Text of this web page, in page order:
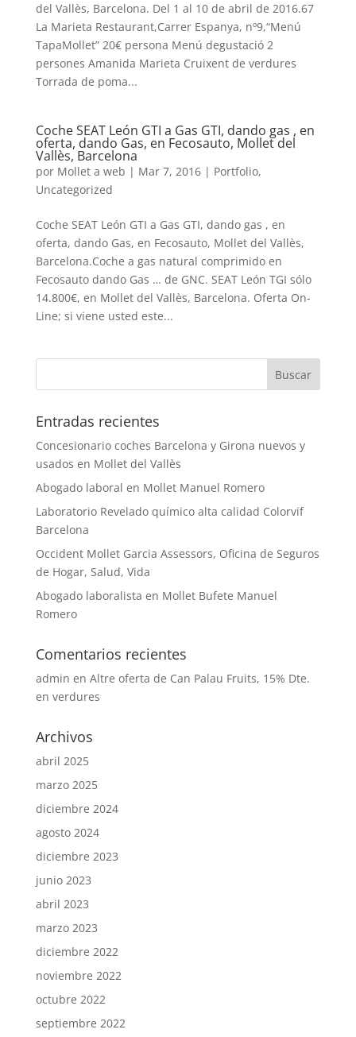
del Vallès, Barcelona. Del 1 al 10 de abril de 2016.67
La Marieta Restaurant,Carrer Espanya, nº9,“Menú
TapaMollet” 20€ persona Menú degustació 2
persones Amanida Marieta Cruixent de verdures
Torrada de poma...
Coche SEAT León GTI a Gas GTI, dando gas , en
oferta, dando Gas, en Fecosauto, Mollet del
Vallès, Barcelona
por Mollet a web | Mar 7, 2016| Portfolio,
Uncategorized
Coche SEAT León GTI a Gas GTI, dando gas , en
oferta, dando Gas, en Fecosauto, Mollet del Vallès,
Barcelona.Coche a gas natural comprimido en
Fecosauto dando Gas … de GNC. SEAT León TGI sólo
14.800€, en Mollet del Vallès, Barcelona. Oferta On-
Line; si viene usted este...
Entradas recientes
Concesionario coches Barcelona y Girona nuevos y
usados en Mollet del Vallès
Abogado laboral en Mollet Manuel Romero
Laboratorio Revelado químico alta calidad Colorvif
Barcelona
Occident Mollet Garcia Assessors, Oficina de Seguros
de Hogar, Salud, Vida
Abogado laboralista en Mollet Bufete Manuel
Romero
Comentarios recientes
admin en Altre oferta de Can Palau Fruits, 15% Dte.
en verdures
Archivos
abril 2025
marzo 2025
diciembre 2024
agosto 2024
diciembre 2023
junio 2023
abril 2023
marzo 2023
diciembre 2022
noviembre 2022
octubre 2022
septiembre 2022